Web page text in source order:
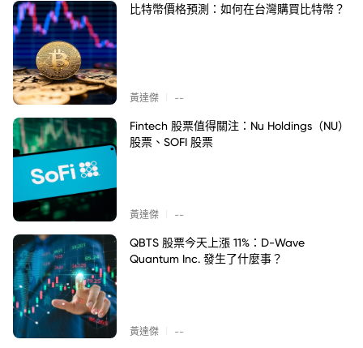
比特幣價格預測：如何在台灣購買比特幣？
黃達傑 --
Fintech 股票值得關注：Nu Holdings（NU）
股票、SOFI 股票
黃達傑 --
QBTS 股票今天上漲 11%：D-Wave
Quantum Inc. 發生了什麼事？
黃達傑 --